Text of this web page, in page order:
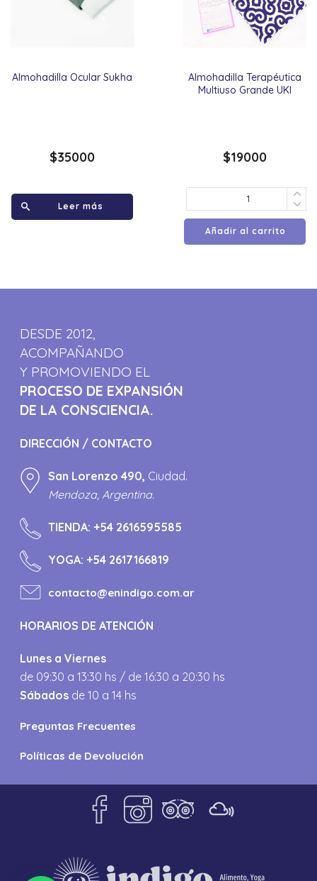
Almohadilla Ocular Sukha
$35000
Leer más
Almohadilla Terapéutica
Multiuso Grande UKI
$19000
Añadir al carrito
DESDE 2012,
ACOMPAÑANDO
Y PROMOVIENDO EL
PROCESO DE EXPANSIÓN
DE LA CONSCIENCIA.
DIRECCIÓN / CONTACTO
San Lorenzo 490, Ciudad.
Mendoza, Argentina.
TIENDA:+54 2616595585
YOGA:+54 2617166819
contacto@enindigo.com.ar
HORARIOS DE ATENCIÓN
Lunes a Viernes
de 09:30 a 13:30 hs / de 16:30 a 20:30 hs
Sábados de 10 a 14 hs
Preguntas Frecuentes
Políticas de Devolución